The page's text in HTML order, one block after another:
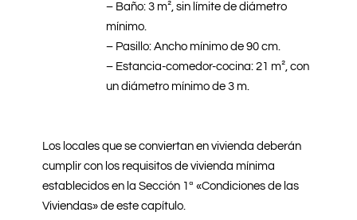
– Baño: 3 m², sin límite de diámetro
mínimo.
– Pasillo: Ancho mínimo de 90 cm.
– Estancia-comedor-cocina: 21 m², con
un diámetro mínimo de 3 m.
Los locales que se conviertan en vivienda deberán
cumplir con los requisitos de vivienda mínima
establecidos en la Sección 1ª «Condiciones de las
Viviendas» de este capítulo.